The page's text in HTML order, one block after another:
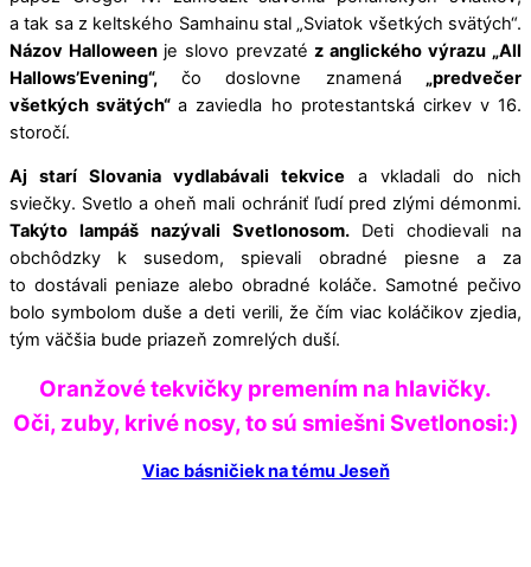
a tak sa z keltského Samhainu stal „Sviatok všetkých svätých“.
Názov Halloween je slovo prevzatéz anglického výrazu „All
Hallows’Evening“, čo doslovne znamená „predvečer
všetkých svätých“a zaviedla ho protestantská cirkev v 16.
storočí.
Aj starí Slovania vydlabávali tekvice a vkladali do nich
sviečky. Svetlo a oheň mali ochrániť ľudí pred zlými démonmi.
Takýto lampáš nazývali Svetlonosom. Deti chodievali na
obchôdzky k susedom, spievali obradné piesne a za
to dostávali peniaze alebo obradné koláče. Samotné pečivo
bolo symbolom duše a deti verili, že čím viac koláčikov zjedia,
tým väčšia bude priazeň zomrelých duší.
Oranžové tekvičky premením na hlavičky.
Oči, zuby, krivé nosy, to sú smiešni Svetlonosi:)
Viac básničiek na tému Jeseň